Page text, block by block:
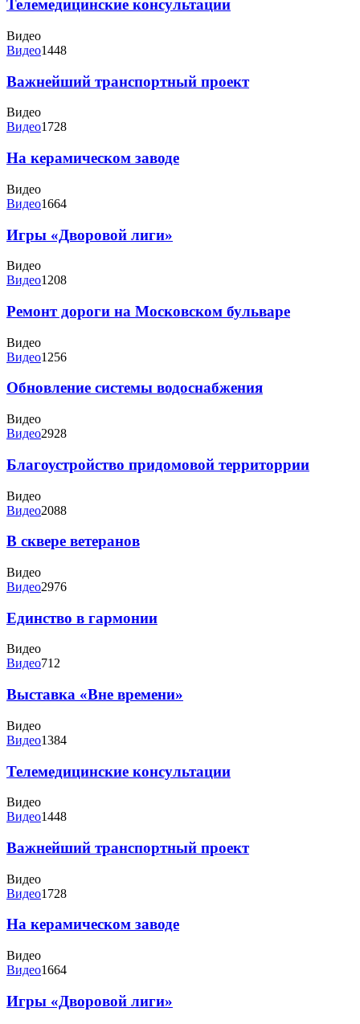
Телемедицинские консультации
Видео
Видео1448
Важнейший транспортный проект
Видео
Видео1728
На керамическом заводе
Видео
Видео1664
Игры «Дворовой лиги»
Видео
Видео1208
Ремонт дороги на Московском бульваре
Видео
Видео1256
Обновление системы водоснабжения
Видео
Видео2928
Благоустройство придомовой территоррии
Видео
Видео2088
В сквере ветеранов
Видео
Видео2976
Единство в гармонии
Видео
Видео712
Выставка «Вне времени»
Видео
Видео1384
Телемедицинские консультации
Видео
Видео1448
Важнейший транспортный проект
Видео
Видео1728
На керамическом заводе
Видео
Видео1664
Игры «Дворовой лиги»